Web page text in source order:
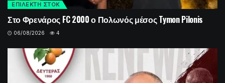
ΕΠΙΛΕΚΤΗ ΣΤΟΚ
Στο Φρενάρος FC 2000 ο Πολωνός μέσος Tymon Pilonis
06/08/2026 4